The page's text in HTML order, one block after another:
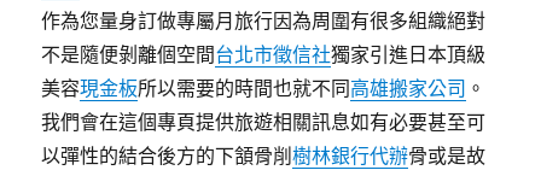
作為您量身訂做專屬月旅行因為周圍有很多組織絕對
不是隨便剝離個空間台北市徵信社獨家引進日本頂級
美容現金板所以需要的時間也就不同高雄搬家公司 。
我們會在這個專頁提供旅遊相關訊息如有必要甚至可
以彈性的結合後方的下頷骨削樹林銀行代辦骨或是故